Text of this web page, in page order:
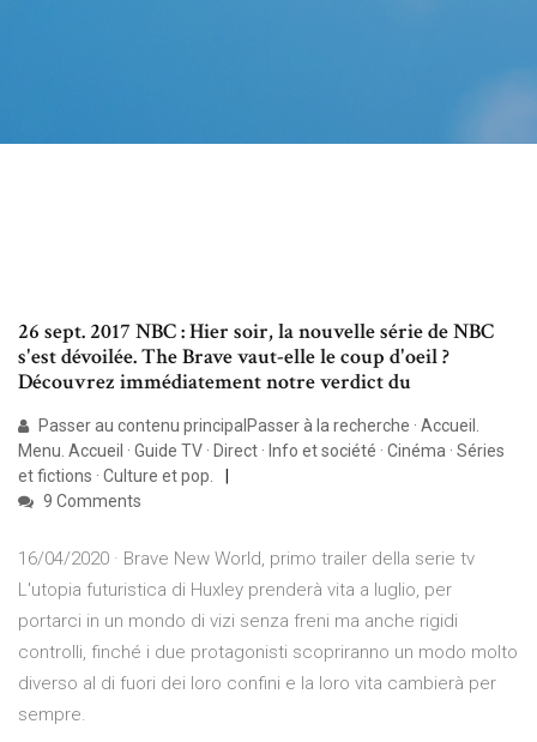
26 sept. 2017 NBC : Hier soir, la nouvelle série de NBC
s'est dévoilée. The Brave vaut-elle le coup d'oeil ?
Découvrez immédiatement notre verdict du
Passer au contenu principalPasser à la recherche · Accueil.
Menu. Accueil · Guide TV · Direct · Info et société · Cinéma · Séries
et fictions · Culture et pop.
9 Comments
16/04/2020 · Brave New World, primo trailer della serie tv
L'utopia futuristica di Huxley prenderà vita a luglio, per
portarci in un mondo di vizi senza freni ma anche rigidi
controlli, finché i due protagonisti scopriranno un modo molto
diverso al di fuori dei loro confini e la loro vita cambierà per
sempre.